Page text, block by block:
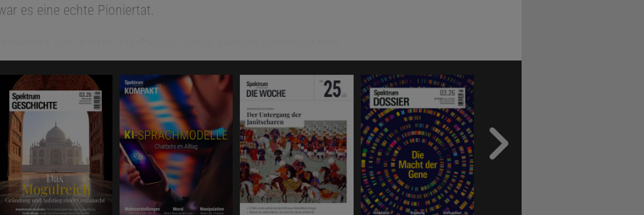
es eine echte Pioniertat.
damals Robotik-Doktorand an der Carnegie Mellon University in
Computer, den er darauf programmiert hatte, durch eine
blicken, die Geschehnisse auf der Straße zu interpretieren und jedes
Pomerleau machte, abzuspeichern. Die Hoffnung war, dass das
genügend Assoziationen hergestellt haben würde, um das
zu lenken.